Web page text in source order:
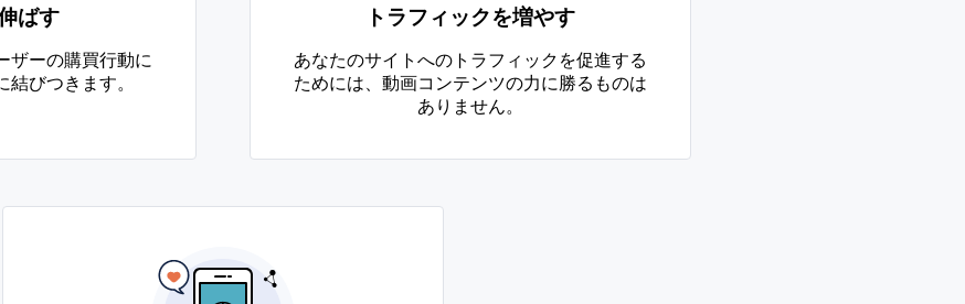
ばす
ザーの購買行動に
びつきます。
トラフィックを増やす
あなたのサイトへのトラフィックを促進する
ためには、動画コンテンツの力に勝るものは
ありません。